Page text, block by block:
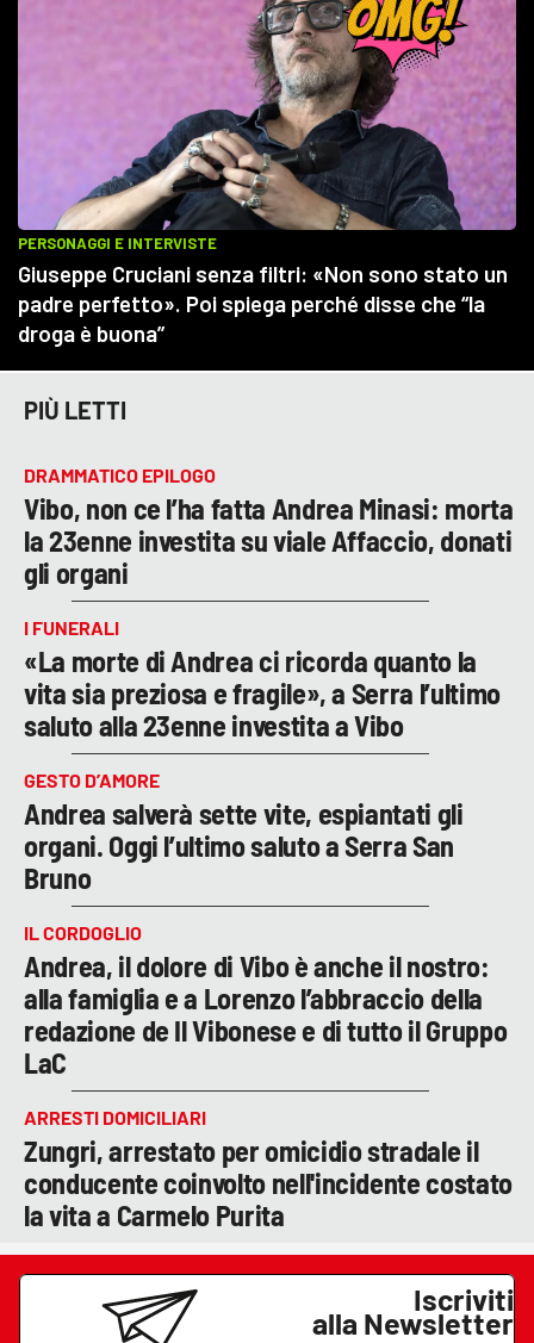
PIÙ LETTI
DRAMMATICO EPILOGO
Vibo, non ce l’ha fatta Andrea Minasi: morta
la 23enne investita su viale Affaccio, donati
gli organi
I FUNERALI
«La morte di Andrea ci ricorda quanto la
vita sia preziosa e fragile», a Serra l’ultimo
saluto alla 23enne investita a Vibo
GESTO D’AMORE
Andrea salverà sette vite, espiantati gli
organi. Oggi l’ultimo saluto a Serra San
Bruno
IL CORDOGLIO
Andrea, il dolore di Vibo è anche il nostro:
alla famiglia e a Lorenzo l’abbraccio della
redazione de Il Vibonese e di tutto il Gruppo
LaC
ARRESTI DOMICILIARI
Zungri, arrestato per omicidio stradale il
conducente coinvolto nell'incidente costato
la vita a Carmelo Purita
Iscriviti
alla Newsletter